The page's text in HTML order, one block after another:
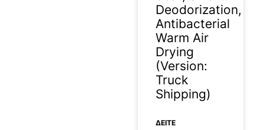
Deodorization,
Antibacterial
Warm Air
Drying
(Version:
Truck
Shipping)
ΔΕΊΤΕ